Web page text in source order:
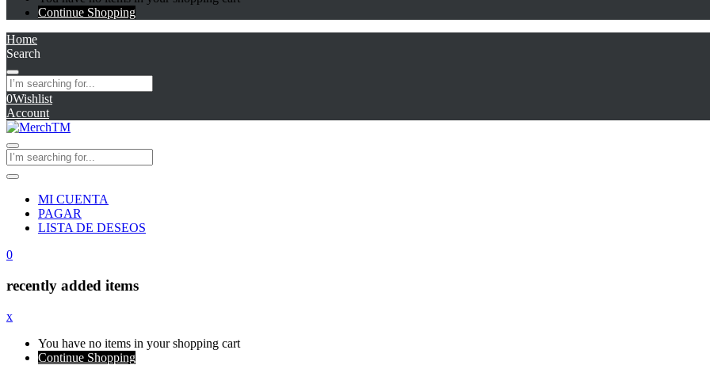
Continue Shopping
Home
Search
0Wishlist
Account
MI CUENTA
PAGAR
LISTA DE DESEOS
0
recently added items
x
You have no items in your shopping cart
Continue Shopping